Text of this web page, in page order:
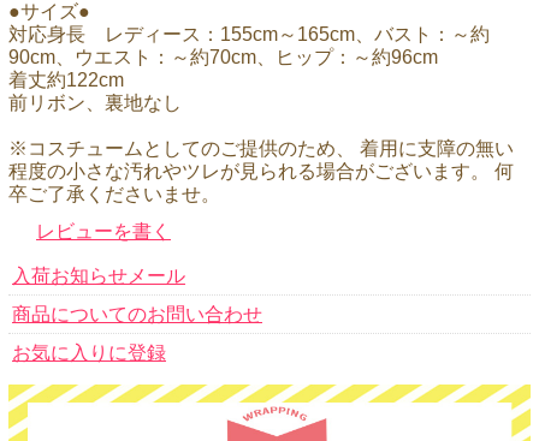
●サイズ●
対応身長 レディース：155cm～165cm、バスト：～約
90cm、ウエスト：～約70cm、ヒップ：～約96cm
着丈約122cm
前リボン、裏地なし
※コスチュームとしてのご提供のため、 着用に支障の無い
程度の小さな汚れやツレが見られる場合がございます。 何
卒ご了承くださいませ。
レビューを書く
入荷お知らせメール
商品についてのお問い合わせ
お気に入りに登録